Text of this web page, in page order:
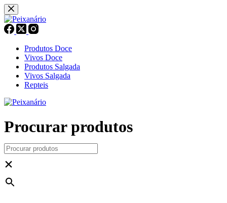
Pular
para
o
conteúdo
Produtos Doce
Vivos Doce
Produtos Salgada
Vivos Salgada
Repteis
Procurar produtos
×